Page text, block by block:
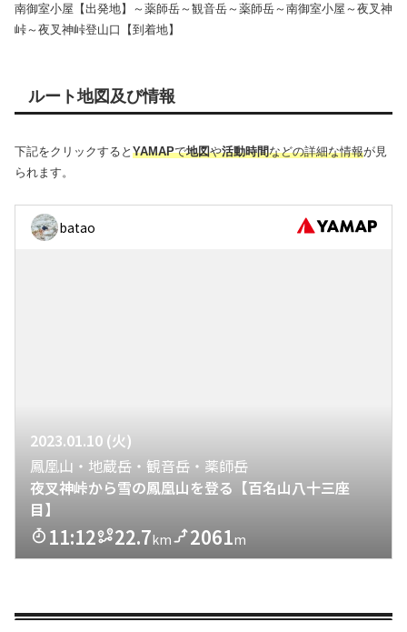
南御室小屋【出発地】～薬師岳～観音岳～薬師岳～南御室小屋～夜叉神
峠～夜叉神峠登山口【到着地】
ルート地図及び情報
下記をクリックすると YAMAPで地図や活動時間などの詳細な情報が見
られます。